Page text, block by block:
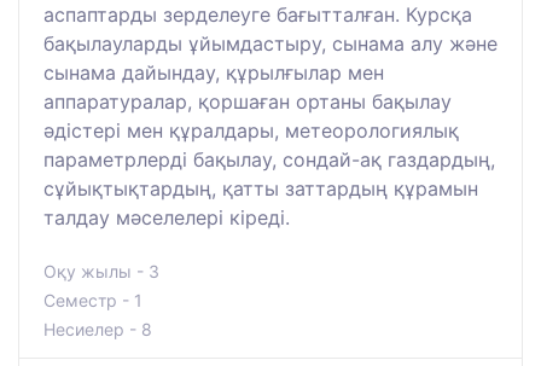
аспаптарды зерделеуге бағытталған. Курсқа
бақылауларды ұйымдастыру, сынама алу және
сынама дайындау, құрылғылар мен
аппаратуралар, қоршаған ортаны бақылау
әдістері мен құралдары, метеорологиялық
параметрлерді бақылау, сондай-ақ газдардың,
сұйықтықтардың, қатты заттардың құрамын
талдау мәселелері кіреді.
Оқу жылы - 3
Семестр - 1
Несиелер - 8